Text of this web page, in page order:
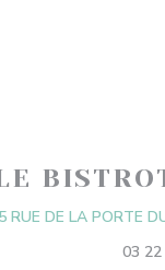
5 RUE DE LA PORTE
03